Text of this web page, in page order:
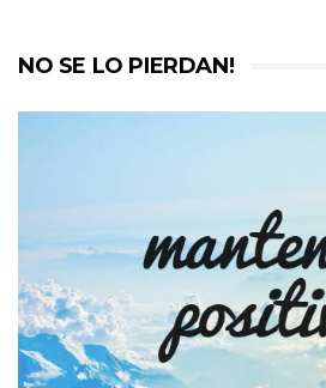
NO SE LO PIERDAN!